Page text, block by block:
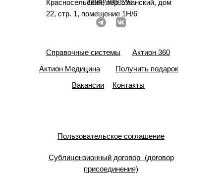
Красносельский, пер. Уланский, дом
22, стр. 1, помещение 1Н/6
Справочные системы
Актион 360
Актион Медицина
Получить подарок
Вакансии
Контакты
Пользовательское соглашение
Сублицензионный договор (договор
присоединения)